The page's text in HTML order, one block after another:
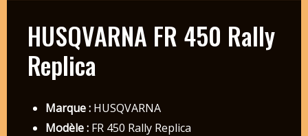
HUSQVARNA FR 450 Rally
Replica
Marque :HUSQVARNA
Modèle :FR 450 Rally Replica